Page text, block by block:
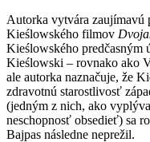
Autorka vytvára zaujímavú
Kieślowského filmov
Kieślowského predčasným
Kieślowski – rovnako ako
ale autorka naznačuje, že
zdravotnú starostlivosť
(jedným z nich, ako
neschopnosť obsedieť) sa
Bajpas následne neprežil.